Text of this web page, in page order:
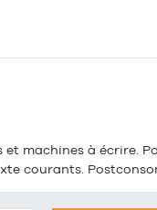
machines à écrire.
courants.